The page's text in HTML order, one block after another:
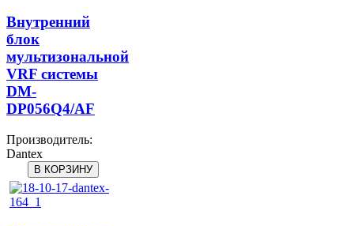
Внутренний
блок
мультизональной
VRF системы
DM-
DP056Q4/AF
Производитель:
Dantex